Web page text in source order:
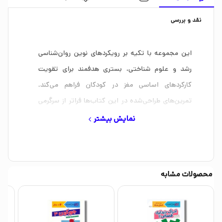
نقد و بررسی
این مجموعه با تکیه بر رویکردهای نوین روان‌شناسی
رشد و علوم شناختی، بستری هدفمند برای تقویت
کارکردهای اساسی مغز در کودکان فراهم می‌کند.
تمرین‌های طراحی‌شده در این کتاب‌ها فراتر از سرگرمی
صرف، به‌صورت ساختارمند به پرورش مهارت‌هایی
تمرکز این مجموعه بر حوزه‌هایی همچون توجه، حافظه‌ی
کاری، سرعت پردازش، هماهنگی حرکتی-دیداری، مهار
استدلال منطقی، نشان‌دهنده‌ی درک عمیق از نیازهای
نمایش بیشتر
محصولات مشابه